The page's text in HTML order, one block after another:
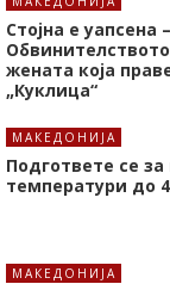
Стојна е уапсена –
жената која
„Куклица“
МАКЕДОНИЈА
Подгответе се
температури до
МАКЕДОНИЈА